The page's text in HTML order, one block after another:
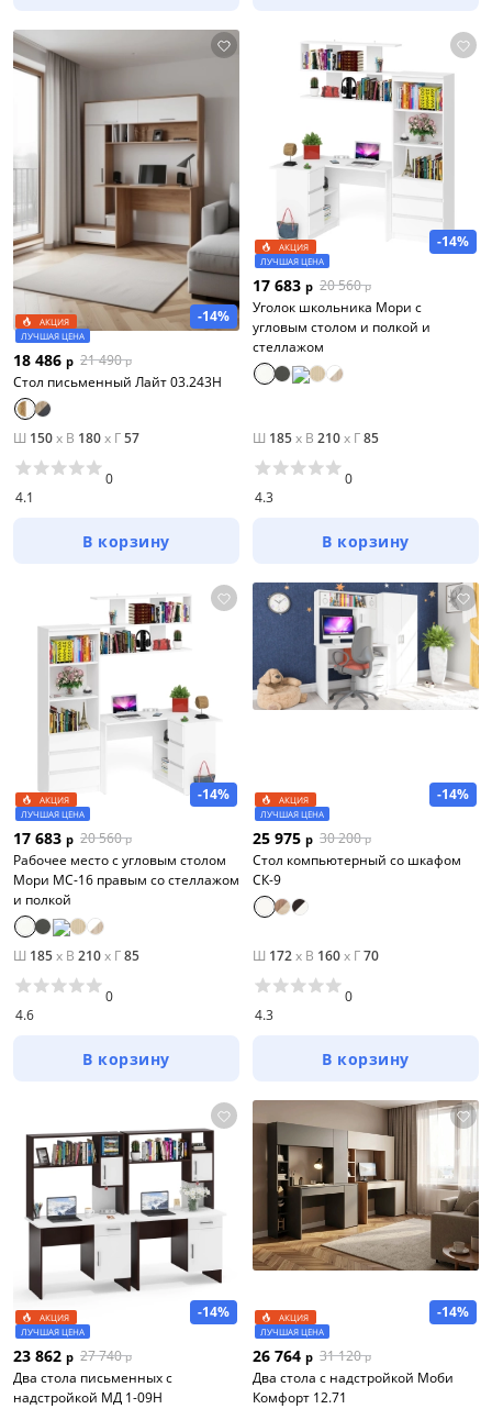
-14%
АКЦИЯ
ЛУЧШАЯ ЦЕНА
18 486 р 21 490 р
Стол письменный Лайт 03.243Н
Ш 150x В 180x Г57
4.1
0
В корзину
-14%
АКЦИЯ
ЛУЧШАЯ ЦЕНА
17 683 р 20 560 р
Уголок школьника Мори с
угловым столом и полкой и
стеллажом
Ш 185x В 210x Г85
4.3
0
В корзину
-14%
АКЦИЯ
ЛУЧШАЯ ЦЕНА
17 683 р 20 560 р
Рабочее место с угловым столом
Мори МС-16 правым со стеллажом
и полкой
Ш 185x В 210x Г85
4.6
0
В корзину
-14%
АКЦИЯ
ЛУЧШАЯ ЦЕНА
25 975 р 30 200 р
Стол компьютерный со шкафом
СК-9
Ш 172x В 160x Г70
4.3
0
В корзину
-14%
АКЦИЯ
ЛУЧШАЯ ЦЕНА
23 862 р 27 740 р
Два стола письменных с
надстройкой МД 1-09Н
-14%
АКЦИЯ
ЛУЧШАЯ ЦЕНА
26 764 р 31 120 р
Два стола с надстройкой Моби
Комфорт 12.71